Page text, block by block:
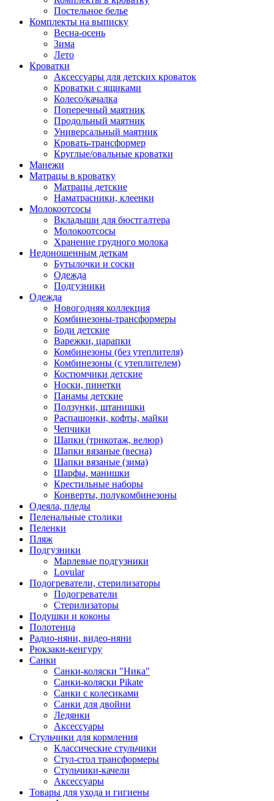
Постельное белье
Комплекты на выписку
Весна-осень
Зима
Лето
Кроватки
Аксессуары для детских кроваток
Кроватки с ящиками
Колесо/качалка
Поперечный маятник
Продольный маятник
Универсальный маятник
Кровать-трансформер
Круглые/овальные кроватки
Манежи
Матрацы в кроватку
Матрацы детские
Наматрасники, клеенки
Молокоотсосы
Вкладыши для бюстгалтера
Молокоотсосы
Хранение грудного молока
Недоношенным деткам
Бутылочки и соски
Одежда
Подгузники
Одежда
Новогодняя коллекция
Комбинезоны-трансформеры
Боди детские
Варежки, царапки
Комбинезоны (без утеплителя)
Комбинезоны (с утеплителем)
Костюмчики детские
Носки, пинетки
Панамы детские
Ползунки, штанишки
Распашонки, кофты, майки
Чепчики
Шапки (трикотаж, велюр)
Шапки вязаные (весна)
Шапки вязаные (зима)
Шарфы, манишки
Крестильные наборы
Конверты, полукомбинезоны
Одеяла, пледы
Пеленальные столики
Пеленки
Пляж
Подгузники
Марлевые подгузники
Lovular
Подогреватели, стерилизаторы
Подогреватели
Стерилизаторы
Подушки и коконы
Полотенца
Радио-няни, видео-няни
Рюкзаки-кенгуру
Санки
Санки-коляски "Ника"
Санки-коляски Pikate
Санки с колесиками
Санки для двойни
Ледянки
Аксессуары
Стульчики для кормления
Классические стульчики
Стул-стол трансформеры
Стульчики-качели
Аксессуары
Товары для ухода и гигиены